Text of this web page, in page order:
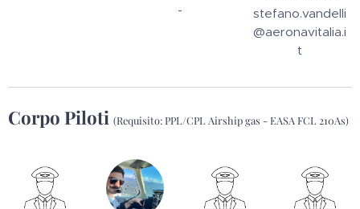
-
stefano.vandelli
@aeronavitalia.i
t
Corpo Piloti (Requisito: PPL/CPL Airship gas - EASA FCL 210As)